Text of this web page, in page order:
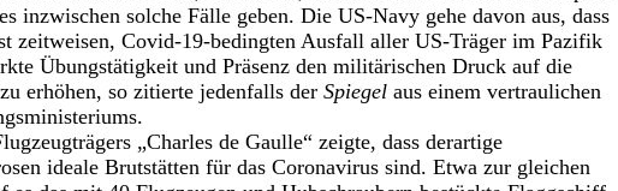
inzwischen solche Fälle geben. Die US-Navy gehe davon aus, dass
zeitweisen, Covid-19-bedingten Ausfall aller US-Träger im Pazifik
Übungstätigkeit und Präsenz den militärischen Druck auf die
erhöhen, so zitierte jedenfalls der Spiegel aus einem vertraulichen
„Charles de Gaulle“ zeigte, dass derartige
ideale Brutstätten für das Coronavirus sind. Etwa zur gleichen